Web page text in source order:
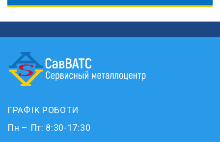
ГРАФІК РОБОТИ
Пн – Пт: 8:30-17:30